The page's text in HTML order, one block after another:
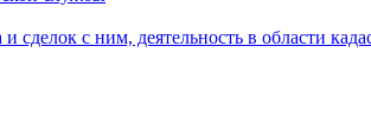
с ним, деятельность в области